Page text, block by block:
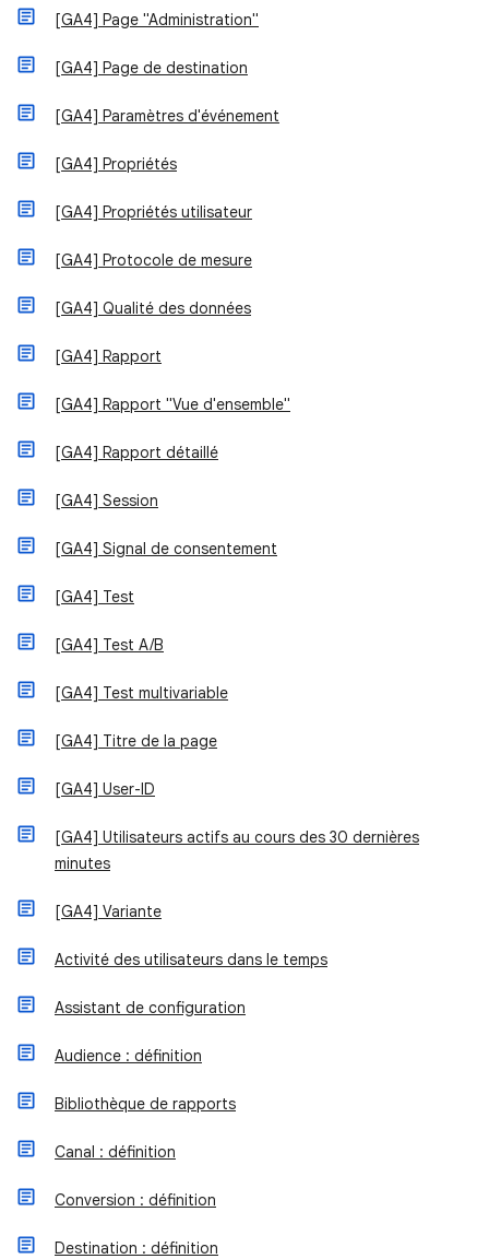
[GA4] Page "Administration"
[GA4] Page de destination
[GA4] Paramètres d'événement
[GA4] Propriétés
[GA4] Propriétés utilisateur
[GA4] Protocole de mesure
[GA4] Qualité des données
[GA4] Rapport
[GA4] Rapport "Vue d'ensemble"
[GA4] Rapport détaillé
[GA4] Session
[GA4] Signal de consentement
[GA4] Test
[GA4] Test A/B
[GA4] Test multivariable
[GA4] Titre de la page
[GA4] User-ID
[GA4] Utilisateurs actifs au cours des 30 dernières
minutes
[GA4] Variante
Activité des utilisateurs dans le temps
Assistant de configuration
Audience : définition
Bibliothèque de rapports
Canal : définition
Conversion : définition
Destination : définition